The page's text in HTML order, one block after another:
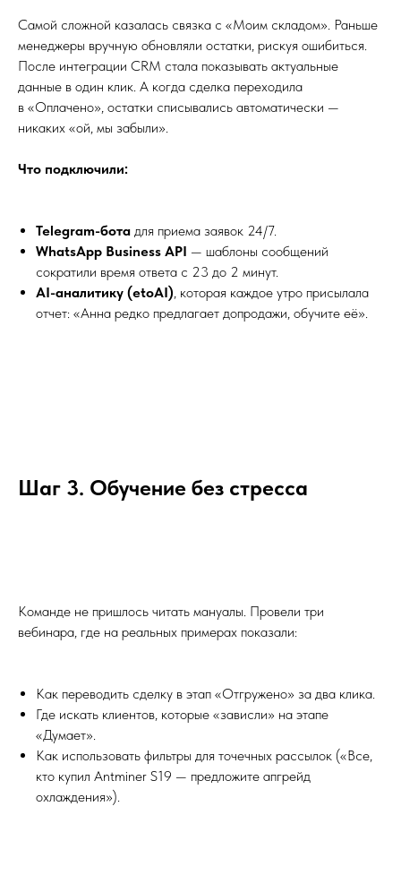
Самой сложной казалась связка с «Моим складом». Раньше
менеджеры вручную обновляли остатки, рискуя ошибиться.
После интеграции CRM стала показывать актуальные
данные в один клик. А когда сделка переходила
в «Оплачено», остатки списывались автоматически —
никаких «ой, мы забыли».
Что подключили:
Telegram-бота для приема заявок 24/7.
WhatsApp Business API — шаблоны сообщений
сократили время ответа с 23 до 2 минут.
AI-аналитику (etoAI), которая каждое утро присылала
отчет: «Анна редко предлагает допродажи, обучите её».
Шаг 3. Обучение без стресса
Команде не пришлось читать мануалы. Провели три
вебинара, где на реальных примерах показали:
Как переводить сделку в этап «Отгружено» за два клика.
Где искать клиентов, которые «зависли» на этапе
«Думает».
Как использовать фильтры для точечных рассылок («Все,
кто купил Antminer S19 — предложите апгрейд
охлаждения»).